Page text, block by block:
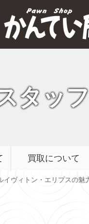
んてい
タッ
買取について
イヴィトン・エリプスの魅